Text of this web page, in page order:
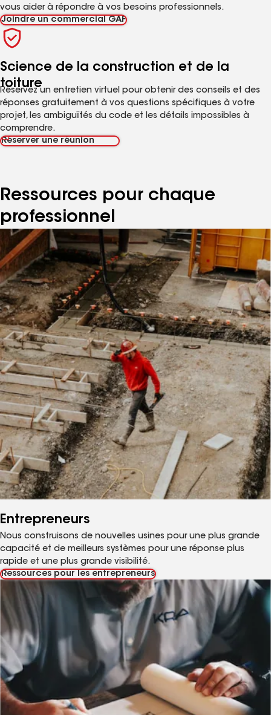
vous aider à répondre à vos besoins professionnels.
Joindre un commercial GAF
Science de la construction et de la
toiture
Réservez un entretien virtuel pour obtenir des conseils et des
réponses gratuitement à vos questions spécifiques à votre
projet, les ambiguïtés du code et les détails impossibles à
comprendre.
Réserver une réunion
Ressources pour chaque
professionnel
Entrepreneurs
Nous construisons de nouvelles usines pour une plus grande
capacité et de meilleurs systèmes pour une réponse plus
rapide et une plus grande visibilité.
Ressources pour les entrepreneurs